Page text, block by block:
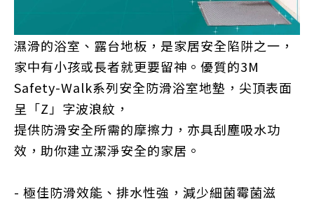
濕滑的浴室、露台地板，是家居安全陷阱之一，
家中有小孩或長者就更要留神。優質的3M
Safety-Walk系列安全防滑浴室地墊，尖頂表面
呈「Z」字波浪紋，
提供防滑安全所需的摩擦力， 亦具刮塵吸水功
效，助你建立潔淨安全的家居。
- 極佳防滑效能、排水性強，減少細菌霉菌滋